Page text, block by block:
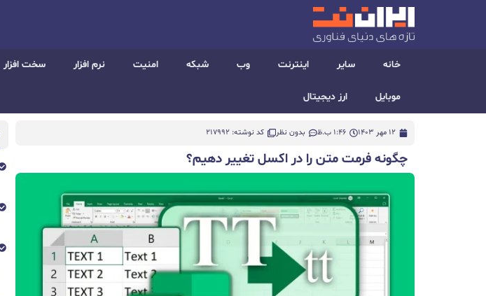
خانه سایر اینترنت وب شبکه امنیت نرم افزار سخت افزار
موبایل ارز دیجیتال
12 مهر 1403 1:46 ب.ظ بدون نظر کد نوشته: 217992
چگونه فرمت متن را در اکسل تغییر دهیم؟